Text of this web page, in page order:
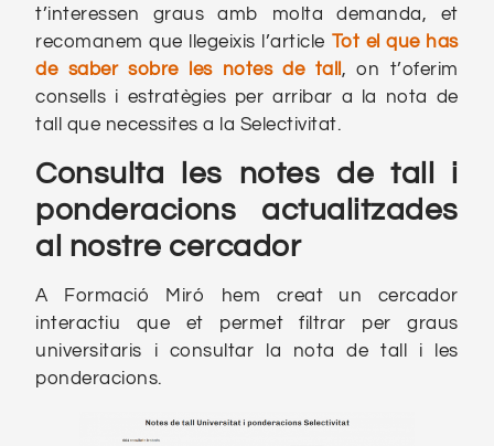
t’interessen graus amb molta demanda, et
recomanem que llegeixis l’article Tot el que has
de saber sobre les notes de tall , on t’oferim
consells i estratègies per arribar a la nota de
tall que necessites a la Selectivitat.
Consulta les notes de tall i
ponderacions actualitzades
al nostre cercador
A Formació Miró hem creat un cercador
interactiu que et permet filtrar per graus
universitaris i consultar la nota de tall i les
ponderacions.